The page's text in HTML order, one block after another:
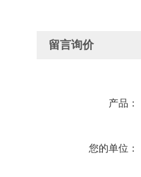
留言询价
产品：
您的单位：